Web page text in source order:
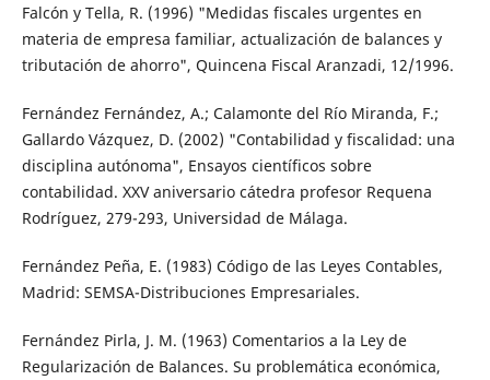
Falcón y Tella, R. (1996) "Medidas fiscales urgentes en
materia de empresa familiar, actualización de balances y
tributación de ahorro", Quincena Fiscal Aranzadi, 12/1996.
Fernández Fernández, A.; Calamonte del Río Miranda, F.;
Gallardo Vázquez, D. (2002) "Contabilidad y fiscalidad: una
disciplina autónoma", Ensayos científicos sobre
contabilidad. XXV aniversario cátedra profesor Requena
Rodríguez, 279-293, Universidad de Málaga.
Fernández Peña, E. (1983) Código de las Leyes Contables,
Madrid: SEMSA-Distribuciones Empresariales.
Fernández Pirla, J. M. (1963) Comentarios a la Ley de
Regularización de Balances. Su problemática económica,